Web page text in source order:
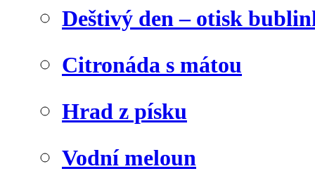
Deštivý den – otisk
Citronáda s mátou
Hrad z písku
Vodní meloun